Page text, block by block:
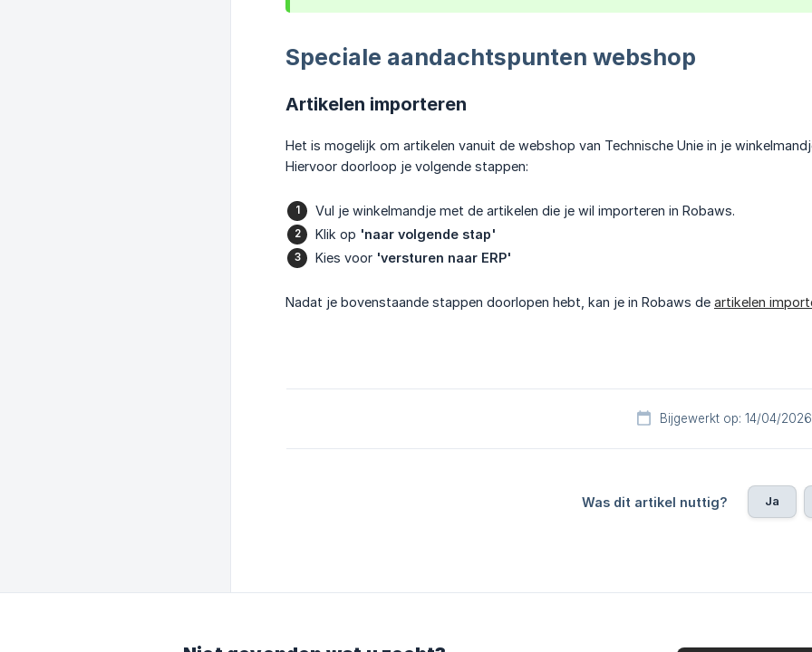
Speciale aandachtspunten webshop
Artikelen importeren
Het is mogelijk om artikelen vanuit de webshop van Technische Unie in je
Hiervoor doorloop je volgende stappen:
Vul je winkelmandje met de artikelen die je wil importeren in Robaws.
Klik op 'naar volgende stap'
Kies voor 'versturen naar ERP'
Nadat je bovenstaande stappen doorlopen hebt, kan je in Robaws de artikelen
Bijgewerkt op: 14/04/2026
Was dit artikel nuttig? Ja